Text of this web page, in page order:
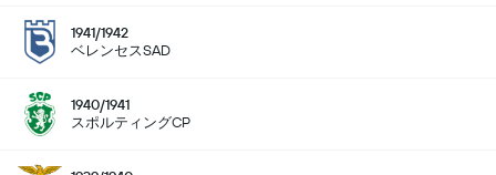
1941/1942
ベレンセスSAD
1940/1941
スポルティングCP